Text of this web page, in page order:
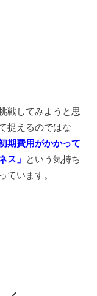
戦してみようと思
捉えるのではな
期費用がかかって
ス」 という気持ち
ています。